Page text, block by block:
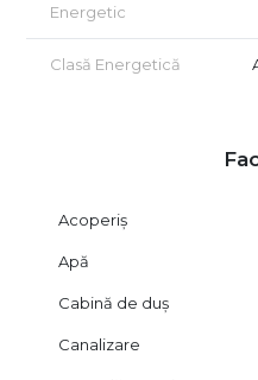
Energetic
Clasă Energetică
Acoperiș
Apă
Cabină de duș
Canalizare